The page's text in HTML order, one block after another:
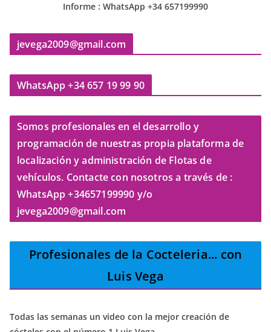
Informe : WhatsApp +34 657199990
jevega2009@gmail.com
WhatsApp +34 657 19 99 90
Somos profesionales en el desarrollo y
programación de nuestras propia plataforma de
localización y administración de Flotas de
vehículos. Contacte con nosotros a través de :
WhatsApp +34657199990 y/o
jevega2009@gmail.com
Profesionales de la Cocteleria... con
Luis Vega
Todas las semanas un video con la mejor creación de